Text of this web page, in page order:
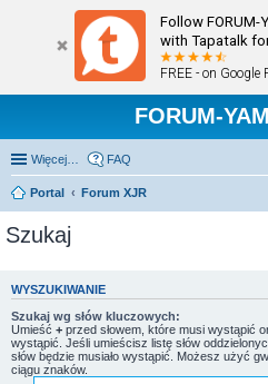
Follow FORUM-
with Tapatalk
FREE - on Google
FORUM-
Więcej… FAQ
Portal Forum XJR
Szukaj
WYSZUKIWANIE
Szukaj wg słów kluczowych:
Umieść + przed słowem, które musi wystąpić
wystąpić. Jeśli umieścisz listę słów
słów będzie musiało wystąpić. Możesz użyć
ciągu znaków.